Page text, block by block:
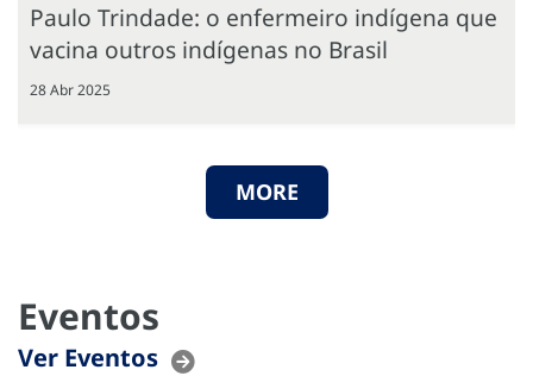
Paulo Trindade: o enfermeiro indígena que
vacina outros indígenas no Brasil
28 Abr 2025
MORE
Eventos
Ver Eventos